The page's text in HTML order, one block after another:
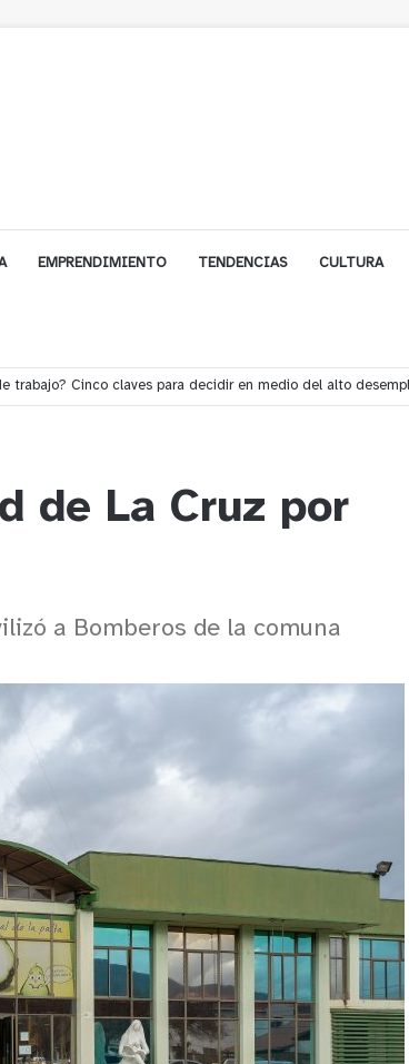
EMPRENDIMIENTO TENDENCIAS CULTURA
para avanzar en la construcción del Puente Colón de
de La Cruz por
a Bomberos de la comuna